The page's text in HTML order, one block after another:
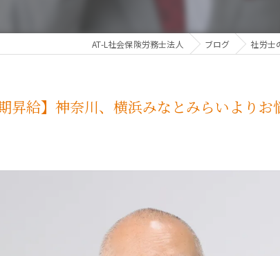
AT-L社会保険労務士法人 ブログ 社労士
昇給】神奈川、横浜みなとみらいより